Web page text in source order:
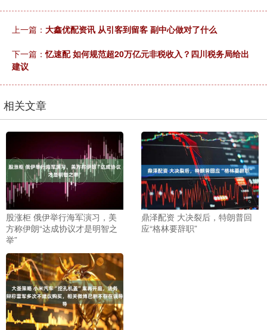
上一篇： 大鑫优配资讯 从引客到留客 副中心做对了什么
下一篇：忆速配 如何规范超20万亿元非税收入？四川税务局给出
建议
相关文章
股涨柜 俄伊举行海军演习，美
方称伊朗“达成协议才是明智之
举”
鼎泽配资 大决裂后，特朗普回
应“格林要辞职”